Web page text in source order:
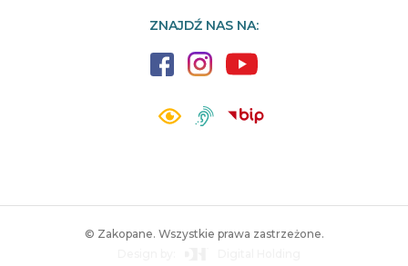
ZNAJDŹ NAS NA:
© Zakopane. Wszystkie prawa zastrzeżone.